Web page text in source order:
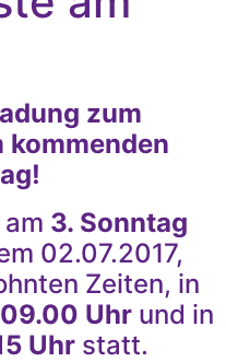
zum
kommenden
3. Sonntag
02.07.2017,
Zeiten, in
Uhr und in
Uhrstatt.